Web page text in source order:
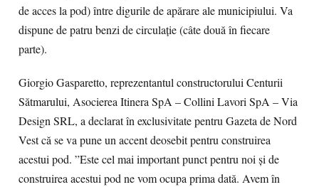
de acces la pod) între digurile de apărare ale municipiului. Va
dispune de patru benzi de circulație (câte două în fiecare
parte).
Giorgio Gasparetto, reprezentantul constructorului Centurii
Sătmarului, Asocierea Itinera SpA – Collini Lavori SpA – Via
Design SRL, a declarat în exclusivitate pentru Gazeta de Nord
Vest că se va pune un accent deosebit pentru construirea
acestui pod. ”Este cel mai important punct pentru noi și de
construirea acestui pod ne vom ocupa prima dată. Avem în